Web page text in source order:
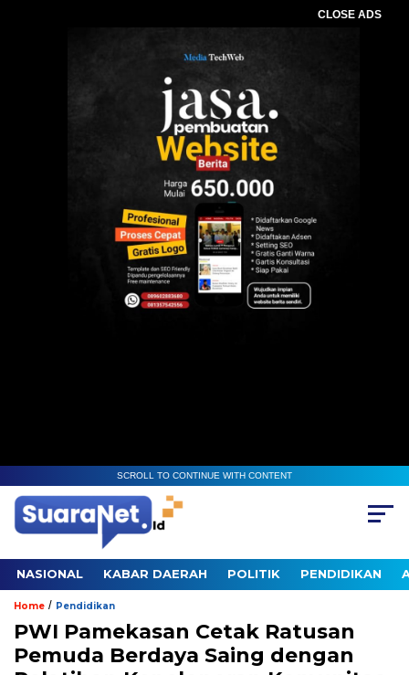
CLOSE ADS
SCROLL TO CONTINUE WITH CONTENT
NASIONAL KABAR DAERAH POLITIK PENDIDIKAN
Home / Pendidikan
PWI Pamekasan Cetak Ratusan
Pemuda Berdaya Saing dengan